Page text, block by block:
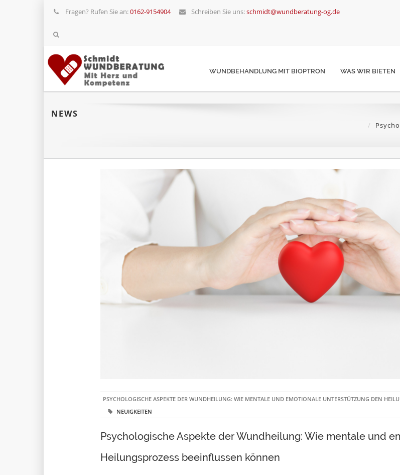
Fragen? Rufen Sie an:0162-9154904 Schreiben Sie uns:schmidt@wundberatung-og.de
WUNDBEHANDLUNG MIT BIOPTRON WAS WIR BIETEN
NEWS
PSYCHOLOGISCHE ASPEKTE DER WUNDHEILUNG: WIE MENTALE UND EMOTIONALE UNTERSTÜTZUNG DEN
NEUIGKEITEN
Psychologische Aspekte der Wundheilung: Wie mentale und
Heilungsprozess beeinflussen können